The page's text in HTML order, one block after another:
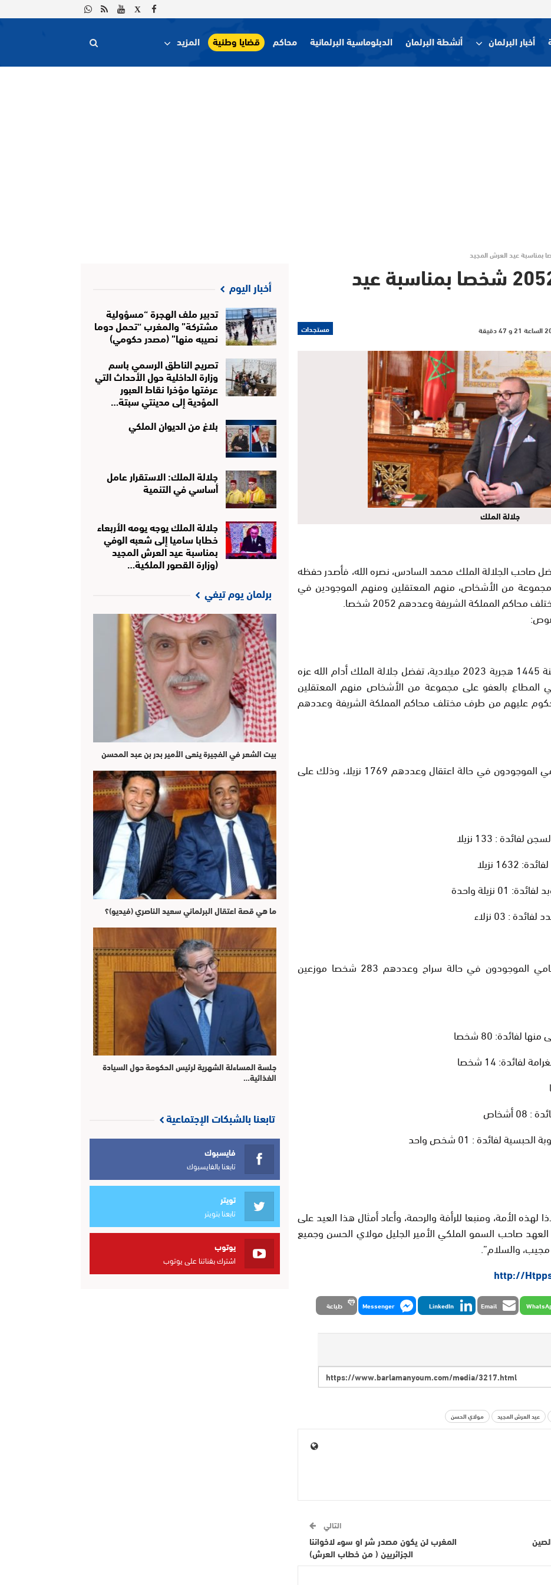
أخبار البرلمان أنشطة البرلمان الدبلوماسية البرلمانية محاكم قضايا وطنية المزيد
عفو ملكي لفائدة 2052 شخصا بمناسبة عيد
مستجدات
جلالة الملك
صاحب الجلالة الملك محمد السادس، نصره الله، فأصدر حفظه
مجموعة من الأشخاص، منهم المعتقلين ومنهم الموجودين في
المملكة الشريفة وعددهم 2052 شخصا.
“بمناسبة عيد العرش المجيد لهذه السنة 1445 هجرية 2023 ميلادية، تفضل جلالة الملك أدام الله عزه
المطاع بالعفو على مجموعة من الأشخاص منهم المعتقلين
عليهم من طرف مختلف محاكم المملكة الشريفة وعددهم
* المستفيدون من العفو الملكي السامي الموجودون في حالة اعتقال وعددهم 1769 نزيلا، وذلك على
: 133 نزيلا
نزيلا
واحدة
: 03 نزلاء
* المستفيدون من العفو الملكي السامي الموجودون في حالة سراح وعددهم 283 شخصا موزعين
80 شخصا
14 شخصا
لفائدة : 01 شخص واحد
لهذه الأمة، ومنبعا للرأفة والرحمة، وأعاد أمثال هذا العيد على
العهد صاحب السمو الملكي الأمير الجليل مولاي الحسن وجميع
مجيب، والسلام”.
http://
Email
LinkedIn
Messenger طباعة
عيد العرش المجيد مولاي الحسن
التالي
المغرب لن يكون مصدر شر او سوء لاخواننا
الجزائريين ( من خطاب العرش)
أخبار اليوم
تدبير ملف الهجرة “مسؤولية
مشتركة” والمغرب “تحمل دوما
نصيبه منها” (مصدر حكومي)
تصريح الناطق الرسمي باسم
وزارة الداخلية حول الأحداث التي
عرفتها مؤخرا نقاط العبور
المؤدية إلى مدينتي سبتة…
بلاغ من الديوان الملكي
جلالة الملك: الاستقرار عامل
أساسي في التنمية
جلالة الملك يوجه يومه الأربعاء
خطابا ساميا إلى شعبه الوفي
بمناسبة عيد العرش المجيد
(وزارة القصور الملكية…
برلمان يوم تيفي
بيت الشعر في الفجيرة ينعى الأمير بدر بن عبد المحسن
ما هي قصة اعتقال البرلماني سعيد الناصري (فيديو)؟
جلسة المساءلة الشهرية لرئيس الحكومة حول السيادة
الغذائية…
تابعنا بالشبكات الإجتماعية
فايسبوك
تابعنا بالفايسبوك
تويتر
تابعنا بتويتر
يوتوب
اشترك بقناتنا على يوتوب